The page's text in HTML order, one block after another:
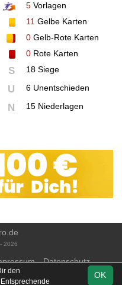
5Vorlagen
11 Gelbe Karten
0Gelb-Rote Karten
0Rote Karten
S 18 Siege
U 6 Unentschieden
N 15 Niederlagen
2026
Datenschutz
OK
den